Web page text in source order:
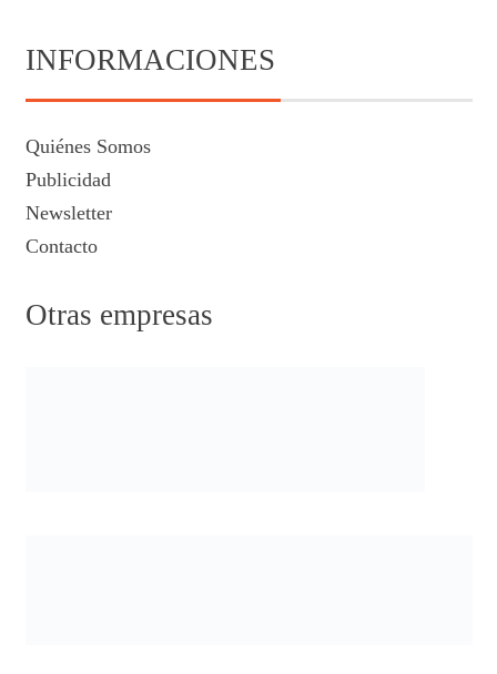
INFORMACIONES
Quiénes Somos
Publicidad
Newsletter
Contacto
Otras empresas